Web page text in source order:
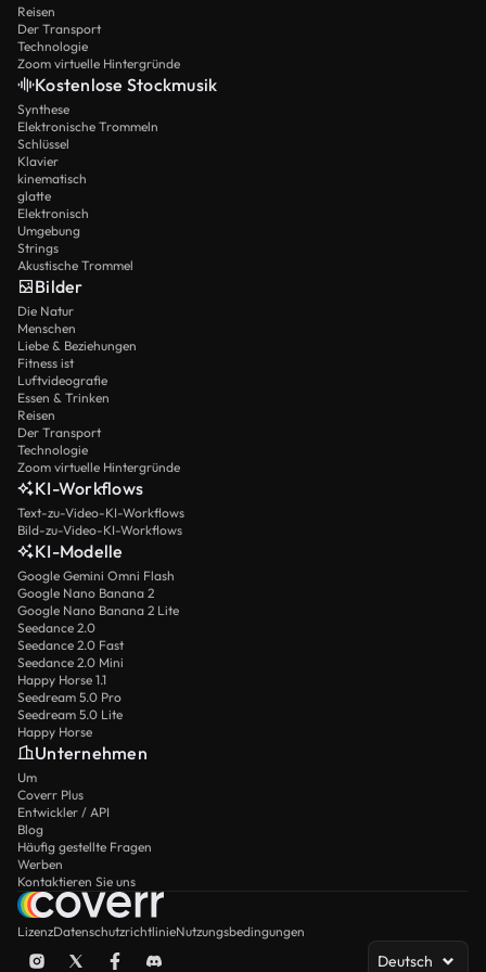
Reisen
Der Transport
Technologie
Zoom virtuelle Hintergründe
Kostenlose Stockmusik
Synthese
Elektronische Trommeln
Schlüssel
Klavier
kinematisch
glatte
Elektronisch
Umgebung
Strings
Akustische Trommel
Bilder
Die Natur
Menschen
Liebe & Beziehungen
Fitness ist
Luftvideografie
Essen & Trinken
Reisen
Der Transport
Technologie
Zoom virtuelle Hintergründe
KI-Workflows
Text-zu-Video-KI-Workflows
Bild-zu-Video-KI-Workflows
KI-Modelle
Google Gemini Omni Flash
Google Nano Banana 2
Google Nano Banana 2 Lite
Seedance 2.0
Seedance 2.0 Fast
Seedance 2.0 Mini
Happy Horse 1.1
Seedream 5.0 Pro
Seedream 5.0 Lite
Happy Horse
Unternehmen
Um
Coverr Plus
Entwickler / API
Blog
Häufig gestellte Fragen
Werben
Kontaktieren Sie uns
LizenzDatenschutzrichtlinieNutzungsbedingungen
Deutsch